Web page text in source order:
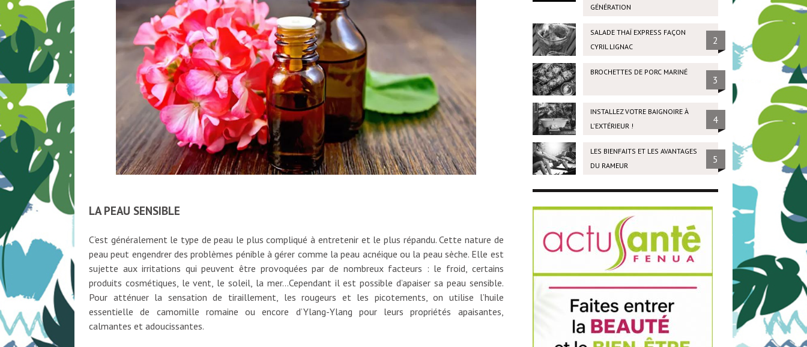
LA PEAU SENSIBLE
C’est généralement le type de peau le plus compliqué à entretenir et le plus répandu. Cette nature de
peau peut engendrer des problèmes pénible à gérer comme la peau acnéique ou la peau sèche. Elle est
sujette aux irritations qui peuvent être provoquées par de nombreux facteurs : le froid, certains
produits cosmétiques, le vent, le soleil, la mer…Cependant il est possible d’apaiser sa peau sensible.
Pour atténuer la sensation de tiraillement, les rougeurs et les picotements, on utilise l’huile
essentielle de camomille romaine ou encore d’Ylang-Ylang pour leurs propriétés apaisantes,
calmantes et adoucissantes.
GÉNÉRATION
SALADE THAÏ EXPRESS FAÇON
CYRIL LIGNAC
2
BROCHETTES DE PORC MARINÉ
3
INSTALLEZ VOTRE BAIGNOIRE À
L'EXTÉRIEUR !
4
LES BIENFAITS ET LES AVANTAGES
DU RAMEUR
5